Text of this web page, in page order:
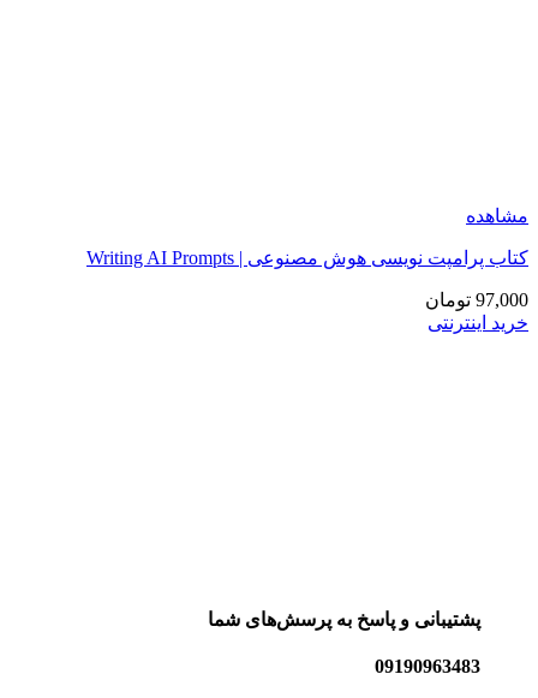
مشاهده
کتاب پرامپت نویسی هوش مصنوعی | Writing AI Prompts
97,000 تومان
خرید اینترنتی
پشتیبانی و پاسخ به پرسش‌های شما
09190963483